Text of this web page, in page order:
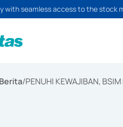
with seamless access to the stock
Berita/PENUHI KEWAJIBAN,